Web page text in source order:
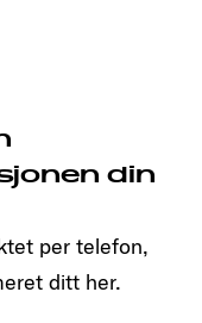
deg!
din
per telefon,
ditt her.